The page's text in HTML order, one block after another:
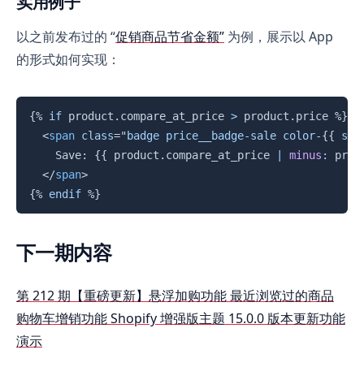
以之前发布过的 “促销商品节省金额” 为例，展示以 App
的形式如何实现：
{% if product . compare_at_price > product . price %}
<span class=" badge price__badge-sale color-{{
    Save:
{{ product . compare_at_price minus :
</span>
{% endif %}
复制
下一期内容
第 212 期【重磅更新】悬浮加购功能 最近浏览过的商品
购物车增销功能 Shopify 增强版主题 15.0.0 版本更新功能
演示